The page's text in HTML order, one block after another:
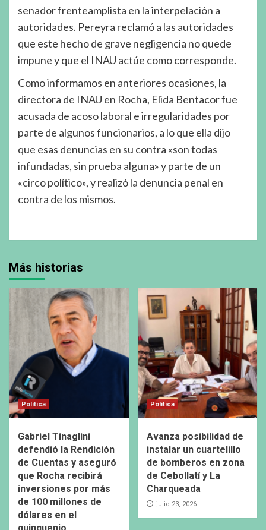
senador frenteamplista en la interpelación a
autoridades. Pereyra reclamó a las autoridades
que este hecho de grave negligencia no quede
impune y que el INAU actúe como corresponde.
Como informamos en anteriores ocasiones, la
directora de INAU en Rocha, Elida Bentacor fue
acusada de acoso laboral e irregularidades por
parte de algunos funcionarios, a lo que ella dijo
que esas denuncias en su contra «son todas
infundadas, sin prueba alguna» y parte de un
«circo político», y realizó la denuncia penal en
contra de los mismos.
Más historias
Política
Gabriel Tinaglini
defendió la Rendición
de Cuentas y aseguró
que Rocha recibirá
inversiones por más
de 100 millones de
dólares en el
Política
Avanza posibilidad de
instalar un cuartelillo
de bomberos en zona
de Cebollatí y La
Charqueada
julio 23, 2026